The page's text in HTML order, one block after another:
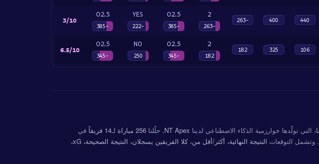
440
400
-263
2
-263
O2.5
-385
YES
-222
O2.5
-385
3/10
106
325
182
2
182
O2.5
-345
NO
250
O2.5
-345
6.5/10
، التي تولّدها خوارزمية الذكاء الاصطناعي لدينا NT Apex. حلّلنا 256 مباراة لـ14 فريقاً
في
. وتشمل التوقعات
النتيجة النهائية، أكثر/أقل من، كلا الفريقين يسجلان، النتيجة الصحيحة، xG،